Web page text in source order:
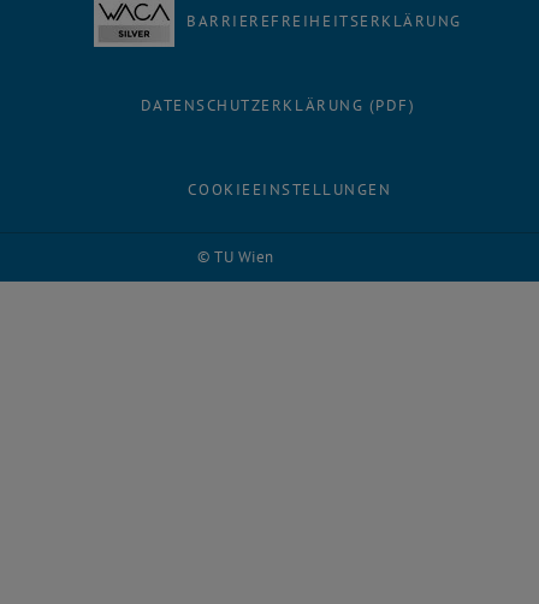
© TU Wien
BARRIEREFREIHEITSERKLÄRUNG
DATENSCHUTZERKLÄRUNG (PDF)
COOKIEEINSTELLUNGEN